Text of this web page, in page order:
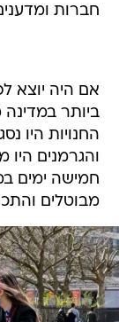
חברות
אם היה יוצא
ביותר
החנויות היו
והגרמנים
חמישה ימים
מבוטלים